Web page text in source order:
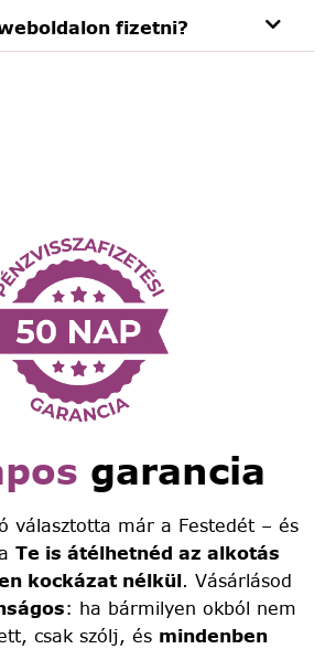
fizetni?
garancia
választotta már a Festedét – és
Te is átélhetnéd az alkotás
kockázat nélkül. Vásárlásod
: ha bármilyen okból nem
csak szólj, és mindenben